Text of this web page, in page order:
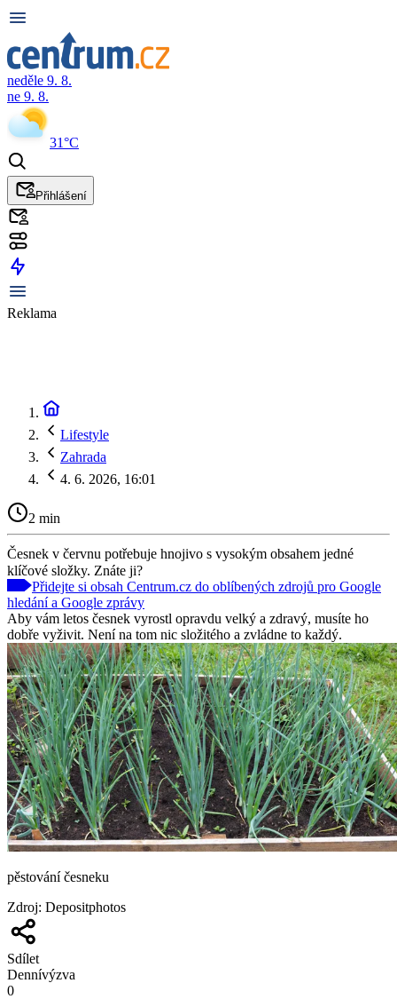
neděle 9. 8.
ne 9. 8.
31°C
Přihlášení
Reklama
Lifestyle
Zahrada
4. 6. 2026, 16:01
2 min
Česnek v červnu potřebuje hnojivo s vysokým obsahem jedné
klíčové složky. Znáte ji?
Přidejte si obsah Centrum.cz do oblíbených zdrojů pro Google
hledání a Google zprávy
Aby vám letos česnek vyrostl opravdu velký a zdravý, musíte ho
dobře vyživit. Není na tom nic složitého a zvládne to každý.
pěstování česneku
Zdroj: Depositphotos
Sdílet
Dennívýzva
0